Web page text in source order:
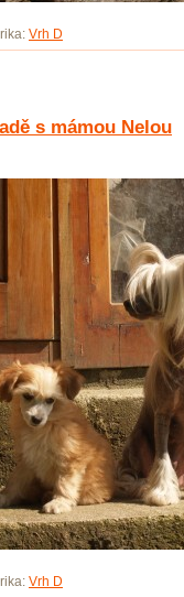
Vrh D
s mámou Nelou
Vrh D